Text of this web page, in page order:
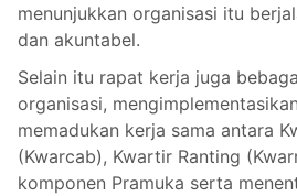
menunjukkan organisasi itu
dan akuntabel.
Selain itu rapat kerja juga
organisasi,
memadukan kerja sama antara
(Kwarcab), Kwartir Ranting
komponen Pramuka serta